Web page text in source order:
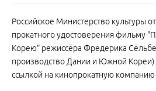
Российское Министерство культуры
прокатного удостоверения фильму
Корею" режиссёра Фредерика
производство Дании и Южной
ссылкой на кинопрокатную компанию